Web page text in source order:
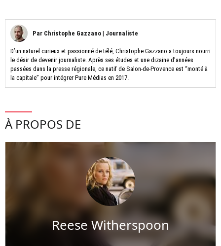
Par Christophe Gazzano | Journaliste
D’un naturel curieux et passionné de télé, Christophe Gazzano a toujours nourri
le désir de devenir journaliste. Après ses études et une dizaine d’années
passées dans la presse régionale, ce natif de Salon-de-Provence est “monté à
la capitale” pour intégrer Pure Médias en 2017.
À PROPOS DE
Reese Witherspoon